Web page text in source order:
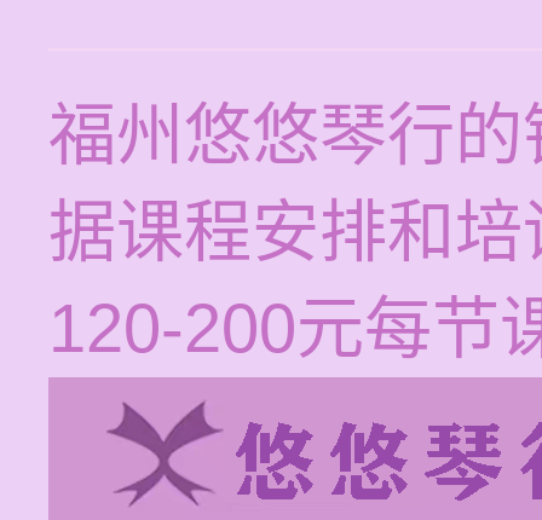
福州悠悠琴行
据课程安排和
120-200元每节